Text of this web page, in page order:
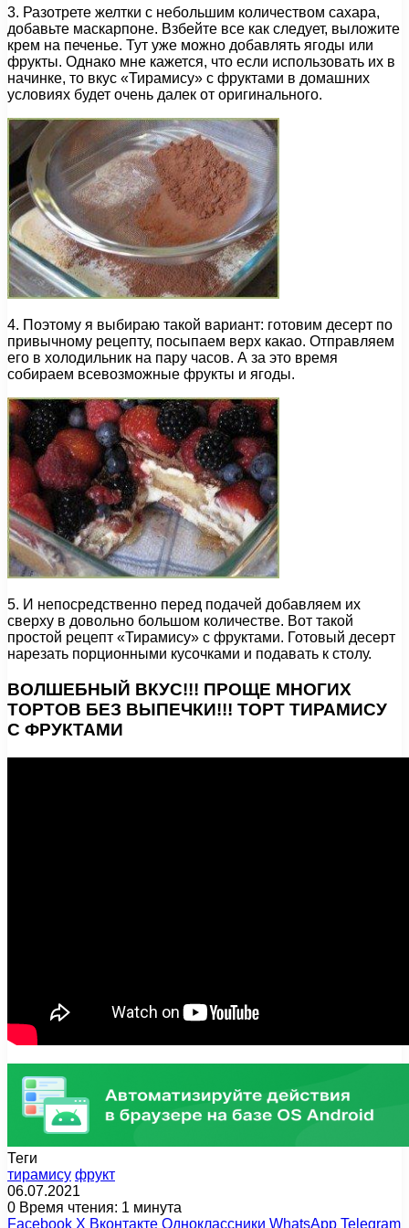
3. Разотрете желтки с небольшим количеством сахара,
добавьте маскарпоне. Взбейте все как следует, выложите
крем на печенье. Тут уже можно добавлять ягоды или
фрукты. Однако мне кажется, что если использовать их в
начинке, то вкус «Тирамису» с фруктами в домашних
условиях будет очень далек от оригинального.
4. Поэтому я выбираю такой вариант: готовим десерт по
привычному рецепту, посыпаем верх какао. Отправляем
его в холодильник на пару часов. А за это время
собираем всевозможные фрукты и ягоды.
5. И непосредственно перед подачей добавляем их
сверху в довольно большом количестве. Вот такой
простой рецепт «Тирамису» с фруктами. Готовый десерт
нарезать порционными кусочками и подавать к столу.
ВОЛШЕБНЫЙ ВКУС!!! ПРОЩЕ МНОГИХ
ТОРТОВ БЕЗ ВЫПЕЧКИ!!! ТОРТ ТИРАМИСУ
С ФРУКТАМИ
Теги
тирамису фрукт
06.07.2021
0 Время чтения: 1 минута
Facebook X Вконтакте Одноклассники WhatsApp Telegram